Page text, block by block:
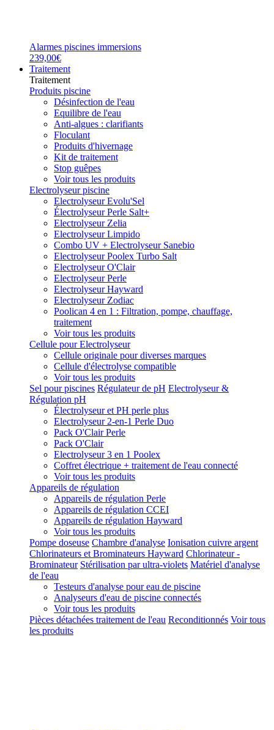
Alarmes piscines immersions
239,00€
Traitement
Traitement
Produits piscine
Désinfection de l'eau
Equilibre de l'eau
Anti-algues : clarifiants
Floculant
Produits d'hivernage
Kit de traitement
Stop guêpes
Voir tous les produits
Electrolyseur piscine
Electrolyseur Evolu'Sel
Électrolyseur Perle Salt+
Electrolyseur Zelia
Electrolyseur Limpido
Combo UV + Electrolyseur Sanebio
Electrolyseur Poolex Turbo Salt
Electrolyseur O'Clair
Electrolyseur Perle
Electrolyseur Hayward
Electrolyseur Zodiac
Poolican 4 en 1 : Filtration, pompe, chauffage,
traitement
Voir tous les produits
Cellule pour Electrolyseur
Cellule originale pour diverses marques
Cellule d'électrolyse compatible
Voir tous les produits
Sel pour piscines Régulateur de pH Electrolyseur &
Régulation pH
Électrolyseur et PH perle plus
Electrolyseur 2-en-1 Perle Duo
Pack O'Clair Perle
Pack O'Clair
Electrolyseur 3 en 1 Poolex
Coffret électrique + traitement de l'eau connecté
Voir tous les produits
Appareils de régulation
Appareils de régulation Perle
Appareils de régulation CCEI
Appareils de régulation Hayward
Voir tous les produits
Pompe doseuse Chambre d'analyse Ionisation cuivre argent
Chlorinateurs et Brominateurs Hayward Chlorinateur -
Brominateur Stérilisation par ultra-violets Matériel d'analyse
de l'eau
Testeurs d'analyse pour eau de piscine
Analyseurs d'eau de piscine connectés
Voir tous les produits
Pièces détachées traitement de l'eau Reconditionnés Voir tous
les produits